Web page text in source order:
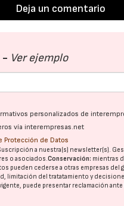
Deja un comentario
- Ver ejemplo
personalizados de
vía interempresas.net
Protección de Datos
a nuestra(s) newsletter(s).
o asociados.Conservación: mientras
pueden cederse a otras empresas del
limitación del tratatamiento y
puede presentar reclamación